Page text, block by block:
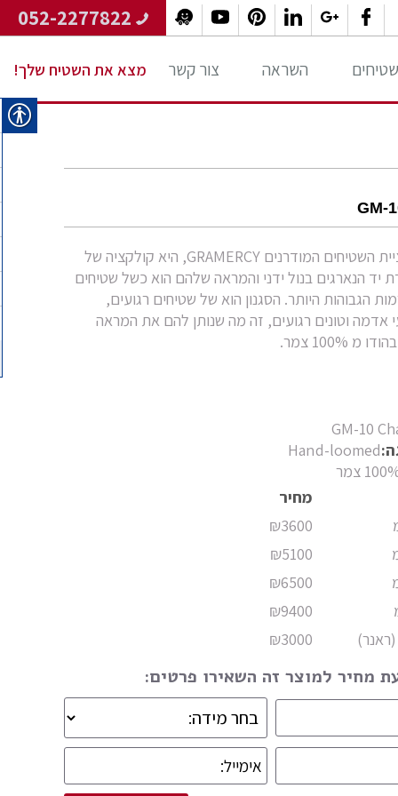
שטיחים השראה צור קשר מצא את השטיח שלך!
GM-
קולקציית השטיחים המודרנים GRAMERCY, היא קולקציה של
יד הנארגים בנול ידני והמראה שלהם הוא כשל שטיחים
הגבוהות היותר. הסגנון הוא של שטיחים רגועים,
אדמה וטונים רגועים, זה מה שנותן להם את המראה
100% צמר.
GM-10
Hand-loomed
צמר
מחיר
₪3600
₪5100
₪6500
₪9400
₪3000
מחיר למוצר זה השאירו פרטים: